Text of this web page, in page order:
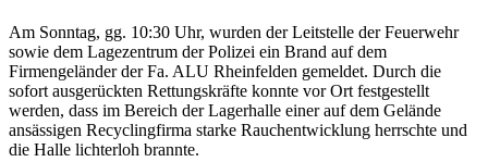
Am Sonntag, gg. 10:30 Uhr, wurden der Leitstelle der Feuerwehr
sowie dem Lagezentrum der Polizei ein Brand auf dem
Firmengeländer der Fa. ALU Rheinfelden gemeldet. Durch die
sofort ausgerückten Rettungskräfte konnte vor Ort festgestellt
werden, dass im Bereich der Lagerhalle einer auf dem Gelände
ansässigen Recyclingfirma starke Rauchentwicklung herrschte und
die Halle lichterloh brannte.